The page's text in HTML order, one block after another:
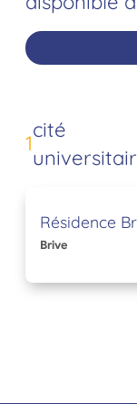
1
cité
Résidence
Brive